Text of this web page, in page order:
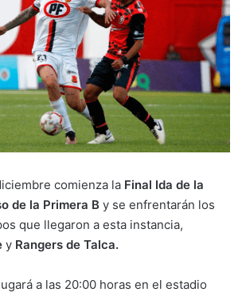
comienza la Final Ida de la
de la Primera B y se enfrentarán los
que llegaron a esta instancia,
y Rangers de Talca.
a las 20:00 horas en el estadio